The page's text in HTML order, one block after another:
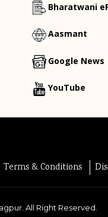
Bharatwani
Aasmant
Google News
YouTube
Terms & Conditions
All Right Reserved.